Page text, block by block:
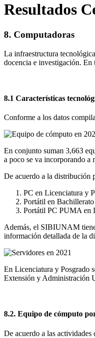
Resultados
8. Computadoras
La infraestructura
docencia e investigación. En
8.1 Características
Conforme a los datos
En conjunto suman 3,663
a poco se va incorporando a
De acuerdo a la distribución
PC en Licenciatura y
Portátil en
Portátil PC PUMA en
Además, el SIBIUNAM tiene
información detallada de la
En Licenciatura y Posgrado
Extensión y Administración
8.2. Equipo de cómputo
De acuerdo a las